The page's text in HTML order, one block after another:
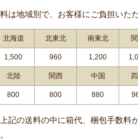
は地域別で、お客様にご負担いた
北海道 北東北 南東北
1,500 960 1,200
北陸 関西 中国
800 800 880
記の送料の中に箱代、梱包手数料